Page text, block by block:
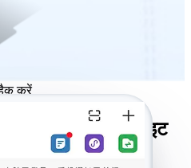
करें
सबूत छोड़े एक्सप्लॉइट